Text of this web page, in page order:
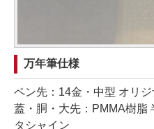
万年筆仕様
ペン先：14金・中型 オリ
蓋・胴・大先：PMMA樹脂
タシャイン